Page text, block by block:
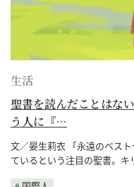
生活
聖書を読んだことはな
う人に『…
文／晏生莉衣 「永遠のベス
ているという注目の聖書。